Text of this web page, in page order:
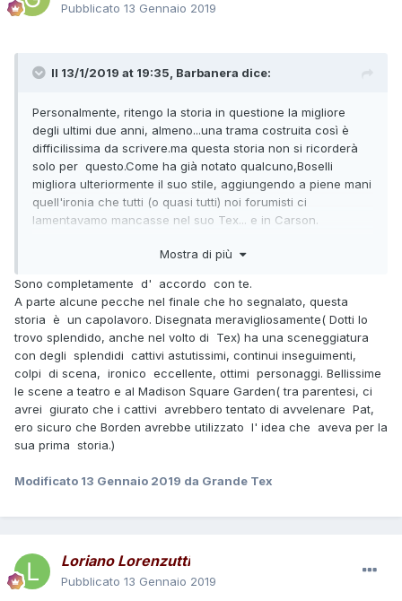
Pubblicato 13 Gennaio 2019
Il 13/1/2019 at 19:35, Barbanera dice:
Personalmente, ritengo la storia in questione la migliore
degli ultimi due anni, almeno...una trama costruita così è
difficilissima da scrivere.ma questa storia non si ricorderà
solo per questo.Come ha già notato qualcuno,Boselli
migliora ulteriormente il suo stile, aggiungendo a piene mani
quell'ironia che tutti (o quasi tutti) noi forumisti ci
lamentavamo mancasse nel suo Tex... e in Carson.
era riuscito a trasmettere a Carson, rendendolo una
di essere un Nizziano
).il risultato è eccellente,dal momento
che il Carson di Boselli non diventa nemmeno per un
secondo una "macchietta".Mi ero già accorto di questo
sforzo di Boselli nel numero 695, che alcuni scriteriati
avevano invece criticato...
Io sono più che soddisfatto.
Mostra di più
Sono completamente d' accordo con te.
A parte alcune pecche nel finale che ho segnalato, questa
storia è un capolavoro. Disegnata meravigliosamente( Dotti lo
trovo splendido, anche nel volto di Tex) ha una sceneggiatura
con degli splendidi cattivi astutissimi, continui inseguimenti,
colpi di scena, ironico eccellente, ottimi personaggi. Bellissime
le scene a teatro e al Madison Square Garden( tra parentesi, ci
avrei giurato che i cattivi avrebbero tentato di avvelenare Pat,
ero sicuro che Borden avrebbe utilizzato l' idea che aveva per la
sua prima storia.)
Modificato 13 Gennaio 2019 da Grande Tex
Loriano Lorenzutti
Pubblicato 13 Gennaio 2019